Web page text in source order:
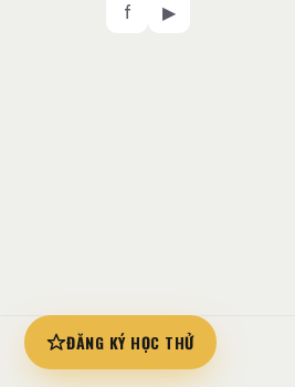
f ▶
ĐĂNG KÝ HỌC THỬ